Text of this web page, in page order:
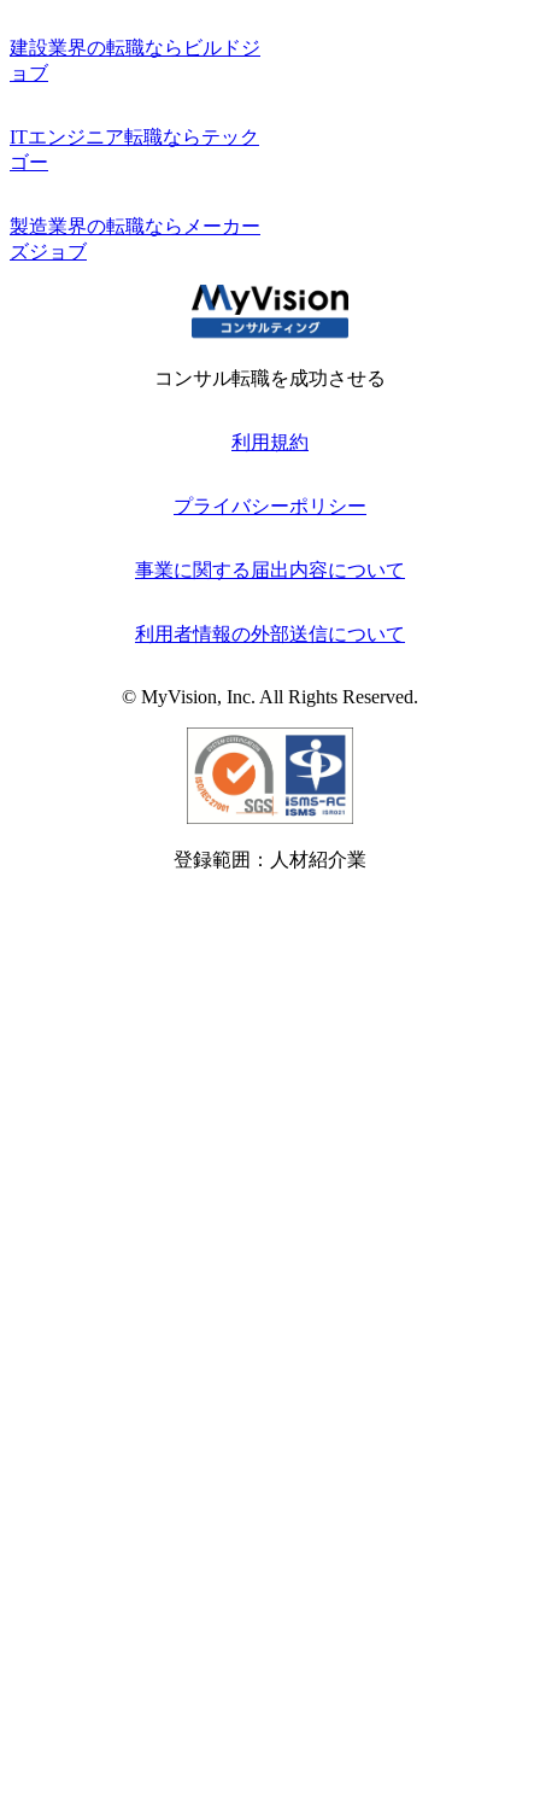
建設業界の転職ならビルドジ
ョブ
ITエンジニア転職ならテック
ゴー
製造業界の転職ならメーカー
ズジョブ
コンサル転職を成功させる
利用規約
プライバシーポリシー
事業に関する届出内容について
利用者情報の外部送信について
© MyVision, Inc. All Rights Reserved.
登録範囲：人材紹介業